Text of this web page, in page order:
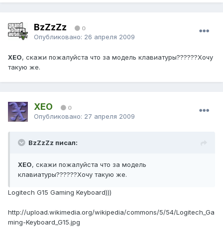
BzZzZz 0
Опубликовано: 26 апреля 2009
XEO, скажи пожалуйста что за модель клавиатуры??????Хочу
такую же.
XEO 0
Опубликовано: 27 апреля 2009
BzZzZz писал:
XEO, скажи пожалуйста что за модель
клавиатуры??????Хочу такую же.
Logitech G15 Gaming Keyboard)))
http://upload.wikimedia.org/wikipedia/commons/5/54/Logitech_Ga
ming-Keyboard_G15.jpg